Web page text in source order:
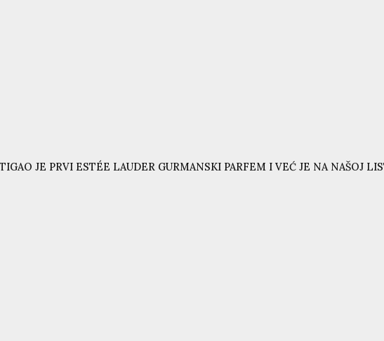
JE PRVI ESTÉE LAUDER GURMANSKI PARFEM I VEĆ JE NA NAŠOJ